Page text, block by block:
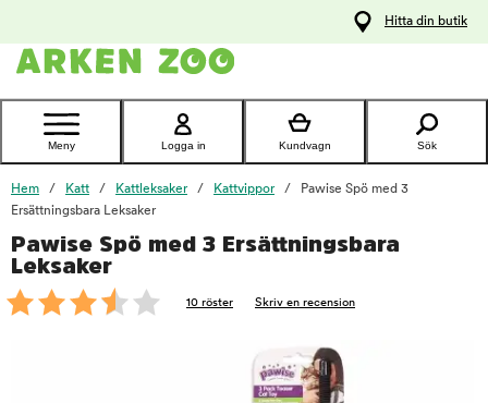
Kontakta
Hitta din butik
Meny Logga in Kundvagn Sök
Hem Katt Kattleksaker Kattvippor
Pawise Spö med 3
Ersättningsbara Leksaker
Pawise Spö med 3 Ersättningsbara
Leksaker
10 röster Skriv en recension
foo